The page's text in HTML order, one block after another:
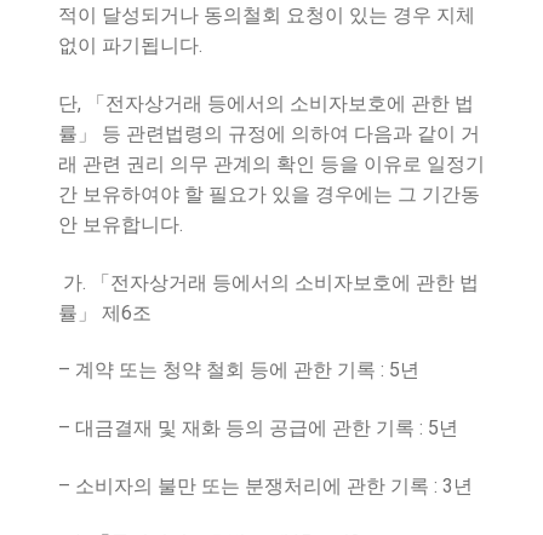
적이 달성되거나 동의철회 요청이 있는 경우 지체
없이 파기됩니다.
단, 「 전자상거래 등에서의 소비자보호에 관한 법
률 」 등 관련법령의 규정에 의하여 다음과 같이 거
래 관련 권리 의무 관계의 확인 등을 이유로 일정기
간 보유하여야 할 필요가 있을 경우에는 그 기간동
안 보유합니다.
가. 「 전자상거래 등에서의 소비자보호에 관한 법
률 」 제 6조
– 계약 또는 청약 철회 등에 관한 기록 : 5년
– 대금결재 및 재화 등의 공급에 관한 기록 : 5년
– 소비자의 불만 또는 분쟁처리에 관한 기록 : 3 년